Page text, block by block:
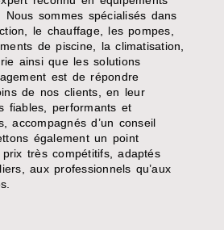
Nous sommes spécialisés dans
le chauffage, les pompes,
de piscine, la climatisation,
ainsi que les solutions
est de répondre
de nos clients, en leur
fiables, performants et
accompagnés d’un conseil
également un point
très compétitifs, adaptés
aux professionnels qu’aux